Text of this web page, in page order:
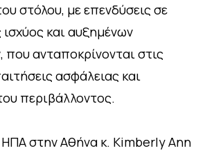
στόλου, με επενδύσεις σε
και αυξημένων
ανταποκρίνονται στις
ασφάλειας και
περιβάλλοντος.
στην Αθήνα κ. Kimberly Ann